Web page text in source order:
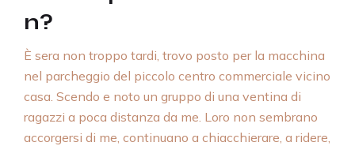
n?
È sera non troppo tardi, trovo posto per la macchina
nel parcheggio del piccolo centro commerciale vicino
casa. Scendo e noto un gruppo di una ventina di
ragazzi a poca distanza da me. Loro non sembrano
accorgersi di me, continuano a chiacchierare, a ridere,